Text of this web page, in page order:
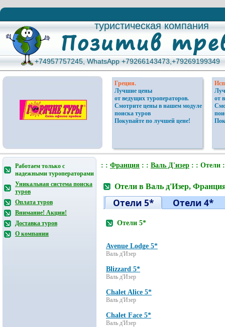
туристическая компания
туристическая компания
+74957757245, WhatsApp +79266143473,+79269199349
+74957757245, WhatsApp +79266143473,+79269199349
Греция.
Лучшие цены
от ведущих туроператоров.
Смотрите цены в нашем модуле
поиска туров
Покупайте по лучшей цене!
от
Работаем только с
надежными туроператорами
Уникальная система поиска
туров
Оплата туров
Внимание! Акции!
Доставка туров
О компании
: : Франция : : Валь Д'изер : : Отели
Отели в Валь д'Изер,
Отели 5* Отели 4*
Отели 5*
Avenue Lodge 5*
Валь д'Изер
Blizzard 5*
Валь д'Изер
Chalet Alice 5*
Валь д'Изер
Chalet Face 5*
Валь д'Изер